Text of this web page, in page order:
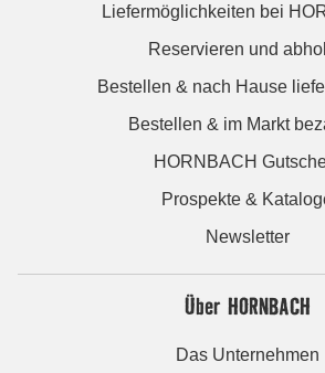
Liefermöglichkeiten bei
Reservieren und
Bestellen & nach Hause
Bestellen & im Markt
HORNBACH
Prospekte &
Newsletter
Über HORNBACH
Das Unternehmen